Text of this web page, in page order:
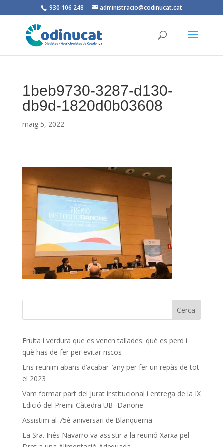
930 106 248 administracio@codinucat.cat
1beb9730-3287-d130-
db9d-1820d0b03608
maig 5, 2022
Fruita i verdura que es venen tallades: què es perd i
què has de fer per evitar riscos
Ens reunim abans d’acabar l’any per fer un repàs de tot
el 2023
Vam formar part del Jurat institucional i entrega de la IX
Edició del Premi Càtedra UB- Danone
Assistim al 75è aniversari de Blanquerna
La Sra. Inés Navarro va assistir a la reunió Xarxa pel